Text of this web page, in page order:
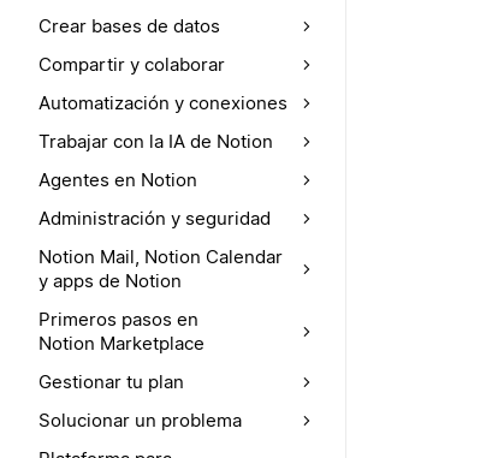
Crear bases de datos
Compartir y colaborar
Automatización y conexiones
Trabajar con la IA de Notion
Agentes en Notion
Administración y seguridad
Notion Mail, Notion Calendar
y apps de Notion
Primeros pasos en
Notion Marketplace
Gestionar tu plan
Solucionar un problema